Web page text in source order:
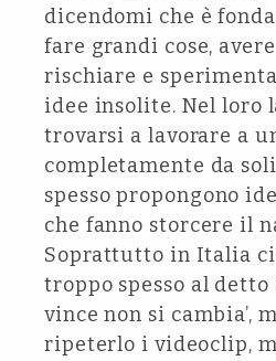
dicendomi che è
fare grandi cose,
rischiare e
idee insolite. Nel loro
trovarsi a lavorare a
completamente da
spesso propongono
che fanno storcere il
Soprattutto in Italia
troppo spesso al detto
vince non si cambia’,
ripeterlo i videoclip,